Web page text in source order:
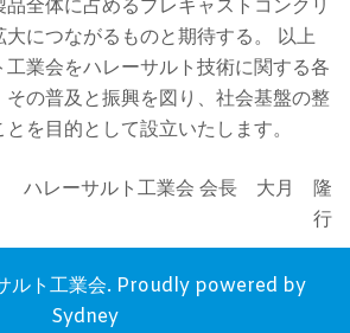
全体に占めるプレキャストコンクリ
につながるものと期待する。 以上
工業会をハレーサルト技術に関する各
の普及と振興を図り、社会基盤の整
を目的として設立いたします。
ハレーサルト工業会 会長 大月 隆
行
ルト工業会. Proudly powered by
Sydney